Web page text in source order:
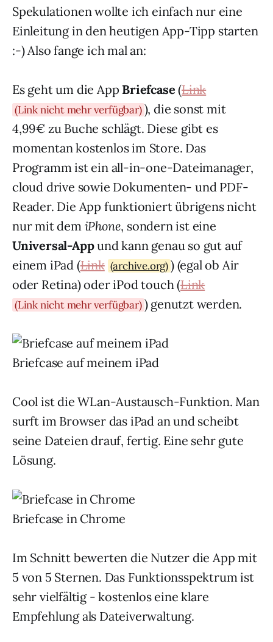
Spekulationen wollte ich einfach nur eine
Einleitung in den heutigen App-Tipp starten
:-) Also fange ich mal an:
Es geht um die App Briefcase (Link
(Link nicht mehr verfügbar)), die sonst mit
4,99€ zu Buche schlägt. Diese gibt es
momentan kostenlos im Store. Das
Programm ist ein all-in-one-Dateimanager,
cloud drive sowie Dokumenten- und PDF-
Reader. Die App funktioniert übrigens nicht
nur mit dem iPhone, sondern ist eine
Universal-Appund kann genau so gut auf
einem iPad (Link (archive.org)) (egal ob Air
oder Retina) oder iPod touch (Link
(Link nicht mehr verfügbar)) genutzt werden.
Briefcase auf meinem iPad
Cool ist die WLan-Austausch-Funktion. Man
surft im Browser das iPad an und scheibt
seine Dateien drauf, fertig. Eine sehr gute
Lösung.
Briefcase in Chrome
Im Schnitt bewerten die Nutzer die App mit
5 von 5 Sternen. Das Funktionsspektrum ist
sehr vielfältig - kostenlos eine klare
Empfehlung als Dateiverwaltung.